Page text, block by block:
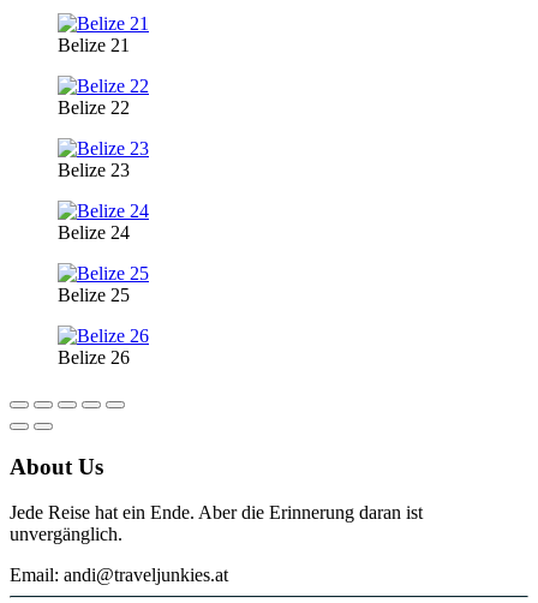
Belize 21
Belize 22
Belize 23
Belize 24
Belize 25
Belize 26
About Us
Jede Reise hat ein Ende. Aber die Erinnerung daran ist
unvergänglich.
Email: andi@traveljunkies.at